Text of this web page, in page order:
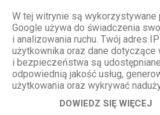
Evi Weeg
wyglądasz naprawdę
podobają Mi się okulary i
Odpowiedz
W tej witrynie są wykorzystywane
Google używa do świadczenia
i analizowania ruchu. Twój adres
użytkownika oraz dane dotyczące
i bezpieczeństwa są
odpowiednią jakość usług,
użytkowania oraz wykrywać
DOWIEDZ SIĘ WIĘCEJ